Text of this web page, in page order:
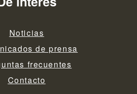
Noticias
de prensa
frecuentes
Contacto